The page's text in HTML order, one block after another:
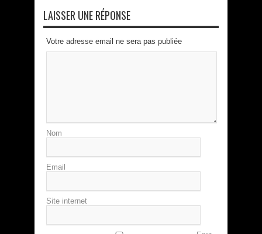
LAISSER UNE RÉPONSE
Votre adresse email ne sera pas publiée
Nom
Email
Site internet